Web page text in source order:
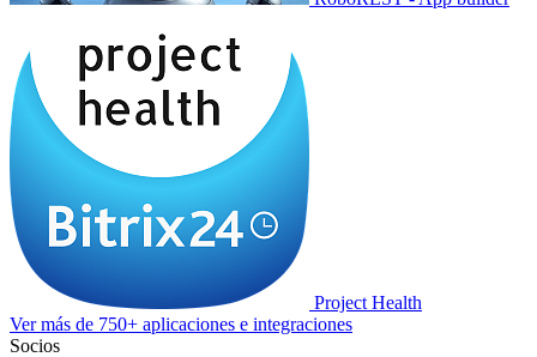
Project Health
Ver más de 750+ aplicaciones e integraciones
Socios